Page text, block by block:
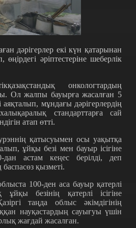
дәрігерлер екі күн қатарынан
әріптестеріне шеберлік
онкологтардың
Ол жалпы бауырға жасалған 5
мұндағы дәрігерлердің
стандарттарға сай
атап өтті.
қатысуымен осы уақытқа
ұйқы безі мен бауыр ісігіне
дан астам кеңес берілді, деп
баспасөз қызметі.
100-ден аса бауыр қатерлі
безінің қатерлі ісігіне
таңда облыс әкімдігінің
науқастардың сауығуы үшін
жағдай жасалған.